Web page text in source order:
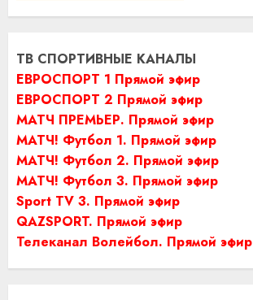
ТВ СПОРТИВНЫЕ КАНАЛЫ
ЕВРОСПОРТ 1 Прямой эфир
ЕВРОСПОРТ 2 Прямой эфир
МАТЧ ПРЕМЬЕР. Прямой эфир
МАТЧ! Футбол 1. Прямой эфир
МАТЧ! Футбол 2. Прямой эфир
МАТЧ! Футбол 3. Прямой эфир
Sport TV 3. Прямой эфир
QAZSPORT. Прямой эфир
Телеканал Волейбол. Прямой эфир